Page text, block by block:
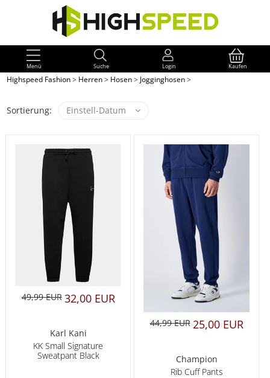
Menü Suche Login Kaufen
Highspeed Fashion> Herren> Hosen> Jogginghosen>
Sortierung: Einstell-Datum
49,99 EUR 32,00 EUR
Karl Kani
KK Small Signature
Sweatpant Black
44,99 EUR 25,00 EUR
Champion
Rib Cuff Pants